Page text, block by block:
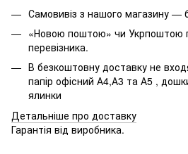
Самовивіз з нашого магазину —
«Новою поштою» чи Укрпоштою
перевізника.
В безкоштовну доставку не
папір офісний А4,А3 та А5 ,
ялинки
Детальніше про доставку
Гарантія від виробника.